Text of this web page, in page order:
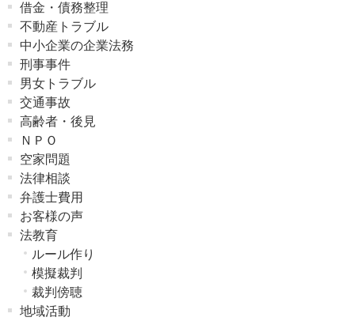
借金・債務整理
不動産トラブル
中小企業の企業法務
刑事事件
男女トラブル
交通事故
高齢者・後見
ＮＰＯ
空家問題
法律相談
弁護士費用
お客様の声
法教育
ルール作り
模擬裁判
裁判傍聴
地域活動